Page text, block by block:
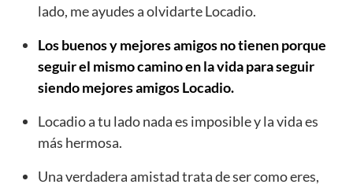
lado, me ayudes a olvidarte Locadio.
Los buenos y mejores amigos no tienen porque
seguir el mismo camino en la vida para seguir
siendo mejores amigos Locadio.
Locadio a tu lado nada es imposible y la vida es
más hermosa.
Una verdadera amistad trata de ser como eres,